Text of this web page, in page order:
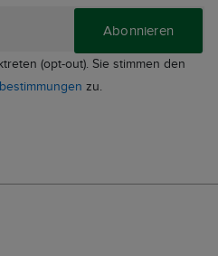
Abonnieren
(opt-out). Sie stimmen den
zu.